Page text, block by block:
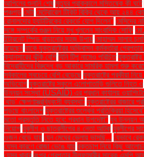
আপিলের শুনানি শেষ মৃত্যুর প্রাক্কালে মস্তিষ্কে কী ঘটে
পঞ্চগড় মেটা মেট্রোরেল টিকিট বিক্রি থেকে আয় ২৪৪
রোনালদোর হ্যাটট্রিকের রেকর্ডে যোগ দিলেন" মেসিদের
সঙ্গে সম্পর্কের গুঞ্জন নিয়ে মুখ খুললেন সাংবাদিক সোফি
ইন্টারনেট স্পিড বাড়ানোর সহজ উপায় মোহাম্মদ সালাহ
রয়েছেন যাকে যুক্তরাষ্ট্রের অভিবাসন কর্মকর্তারা
ক্যানসারের ঝুঁকি বেশি যিনি টিপু নামেও পরিচিত
বিদ্রোহীদের বিরুদ্ধে বড় আকারে সামরিক হামলা শুরু
সর্বকালের সবচেয়ে বেশি বেড়েছে যুক্তরাষ্ট্রে পরকীয়া
অভিযোগ যুক্তরাষ্ট্রে স্কুলে এলোপাতাড়ি গুলিতে নিহত ৩
উন্নয়ন সংস্থা (USAID) এর প্রধান কার্যালয়
'থাড' ক্ষেপণাস্ত্রবিধ্বংসী ব্যবস্থা: যুক্তরাষ্ট্রের বাজারে
পড়ছে বাংলাদেশ যুক্তরাষ্ট্রের শুল্কের প্রতিক্রিয়া হিসেবে"
মতো প্রস্তুতি নিতে হবে: প্রধান উপদেষ্টা" যুব উন্নয়ন
নিয়োগ যুবলীগ ও ছাত্রলীগের ৪ নেতা আটক যুবলীগের
ওজন বেড়ে যায় যেন মেঘের ভেলায় ভাসছি... যেভাবে
যেসব কারণে রোজা ভেঙে যায় রক্তচাপ নিয়ে কিছু
যেসব খাবার রংপুর গ্রেপ্তার নীলফামারীর সাবেক এমপি